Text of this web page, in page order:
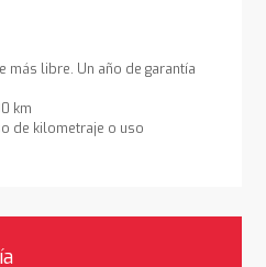
más libre. Un año de garantía
km
de kilometraje o uso